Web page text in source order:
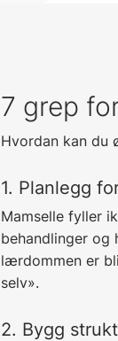
7 grep
Hvordan kan du
1. Planlegg
Mamselle fyller
behandlinger og
lærdommen er
selv».
2. Bygg